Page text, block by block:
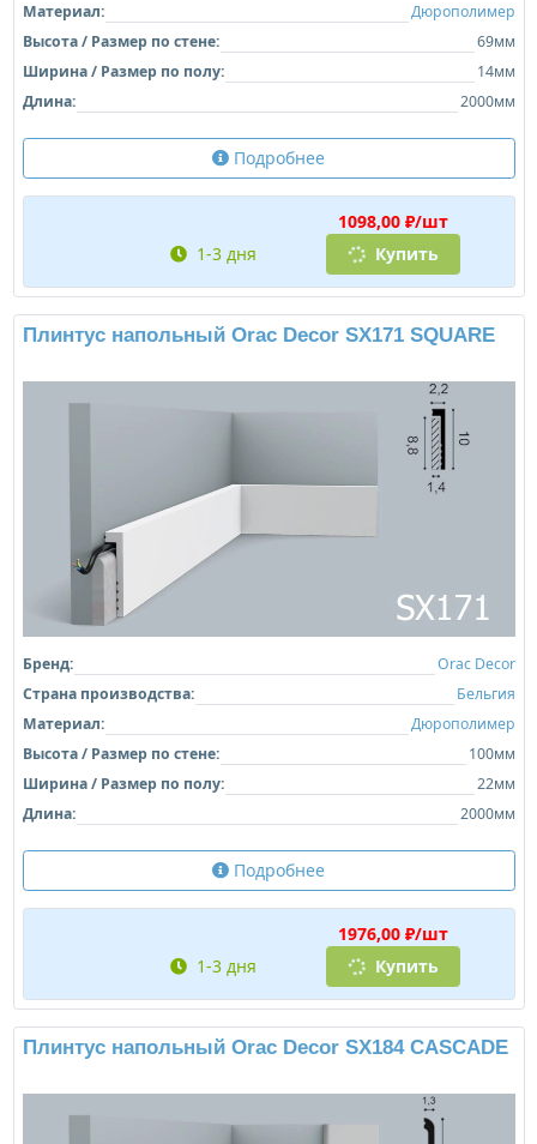
Материал:
Дюрополимер
Высота / Размер по стене:
69мм
Ширина / Размер по полу:
14мм
Длина:
2000мм
Подробнее
1098,00 ₽/шт
1-3 дня
Купить
Плинтус напольный Orac Decor SX171 SQUARE
Бренд:
Orac Decor
Страна производства:
Бельгия
Материал:
Дюрополимер
Высота / Размер по стене:
100мм
Ширина / Размер по полу:
22мм
Длина:
2000мм
Подробнее
1976,00 ₽/шт
1-3 дня
Купить
Плинтус напольный Orac Decor SX184 CASCADE